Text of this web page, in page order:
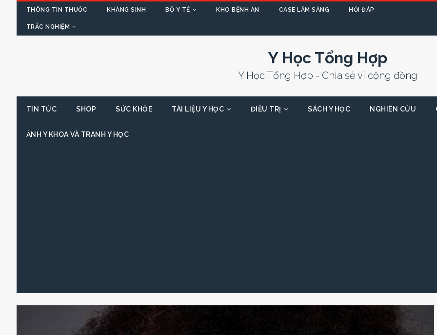
THÔNG TIN THUỐC KHÁNG SINH BỘ Y TẾ KHO BỆNH ÁN CASE LÂM SÀNG HỎI ĐÁP
TRẮC NGHIỆM
Y Học Tổng Hợp
Y Học Tổng Hợp - Chia sẻ vì cộng đồng
TIN TỨC SHOP SỨC KHỎE TÀI LIỆU Y HỌC ĐIỀU TRỊ SÁCH Y HỌC NGHIÊN CỨU
ẢNH Y KHOA VÀ TRANH Y HỌC